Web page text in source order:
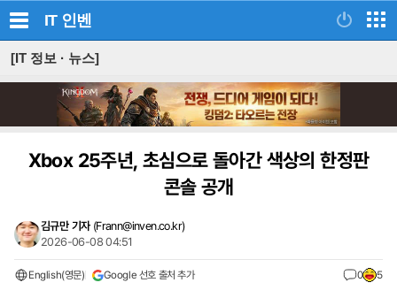
IT 인벤
[IT 정보 · 뉴스]
Xbox 25주년, 초심으로 돌아간 색상의 한정판
콘솔 공개
김규만 기자 (Frann@inven.co.kr)
2026-06-08 04:51
English(영문) Google 선호 출처 추가 0 5